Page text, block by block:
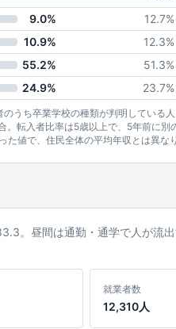
9.0% 12.7%
10.9% 12.3%
55.2% 51.3%
24.9% 23.7%
うち卒業学校の種類が判明している
転入者比率は5歳以上で、5年前に別
値で、住民全体の平均年収とは異なり
。昼間は通勤・通学で人が流
就業者数
12,310人